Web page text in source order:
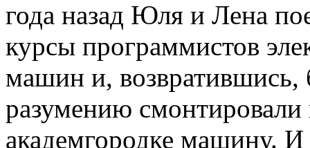
года назад Юля и Лена
курсы программистов
машин и, возвратившись,
разумению смонтировали
академгородке машину.